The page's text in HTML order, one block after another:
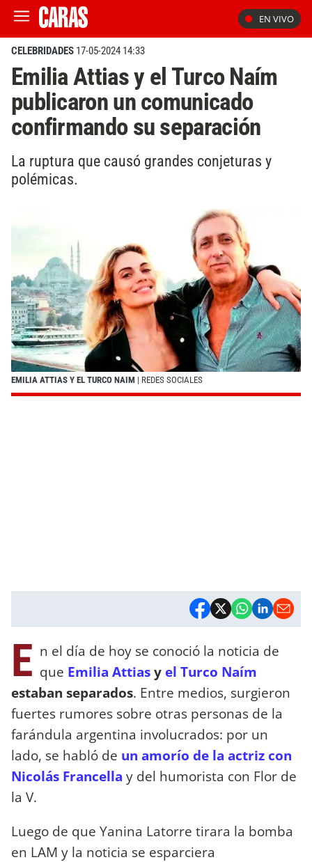
EN VIVO
CELEBRIDADES 17-05-2024 14:33
Emilia Attias y el Turco Naím
publicaron un comunicado
confirmando su separación
La ruptura que causó grandes conjeturas y
polémicas.
EMILIA ATTIAS Y EL TURCO NAIM | REDES SOCIALES
E n el día de hoy se conoció la noticia de
que Emilia Attiasy el Turco Naím
estaban separados. Entre medios, surgieron
fuertes rumores sobre otras personas de la
farándula argentina involucrados: por un
lado, se habló de un amorío de la actriz con
Nicolás Francella y del humorista con Flor de
la V.
Luego de que Yanina Latorre tirara la bomba
en LAM y la noticia se esparciera